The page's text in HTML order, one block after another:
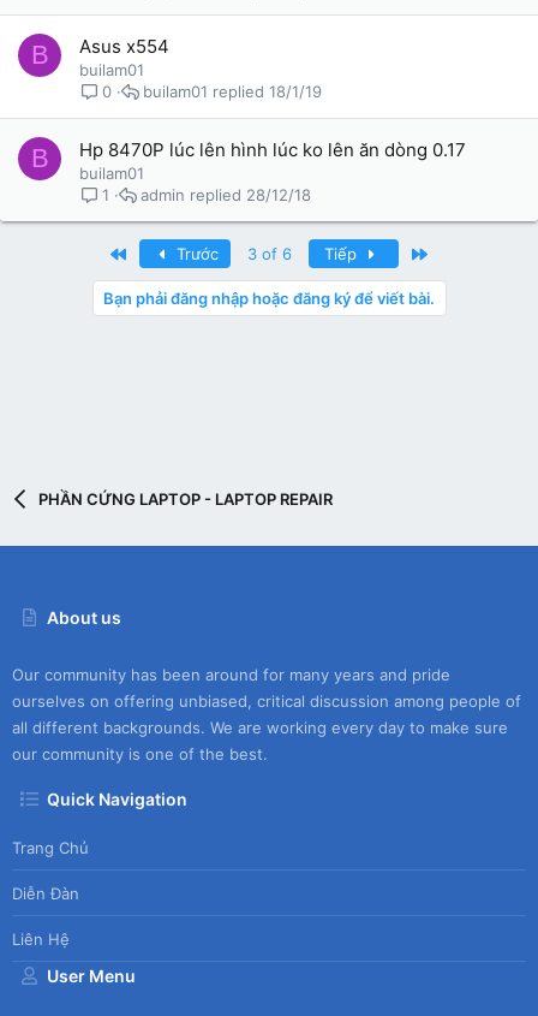
B Asus x554
builam01
0
18/1/19
builam01
B Hp 8470P lúc lên hình lúc ko lên ăn dòng 0.17
builam01
1
28/12/18
admin
First Trước 3 of 6 Tiếp
Bạn phải đăng nhập hoặc đăng ký để viết bài.
PHẦN CỨNG LAPTOP - LAPTOP REPAIR
About us
Our community has been around for many years and pride
ourselves on offering unbiased, critical discussion among people of
all different backgrounds. We are working every day to make sure
our community is one of the best.
Quick Navigation
Trang Chủ
Diễn Đàn
Liên Hệ
User Menu